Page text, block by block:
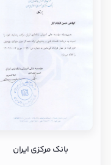
بانک مرکزی ایران